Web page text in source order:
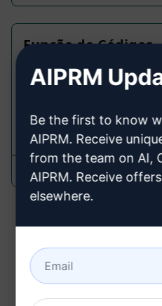
Função de Códigos
CRM Prompts
802
Samir Mru
Total de
AIPRM
Be the first to know
AIPRM. Receive
from the team on AI,
AIPRM. Receive
elsewhere.